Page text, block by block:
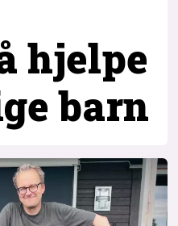
hjelpe
barn